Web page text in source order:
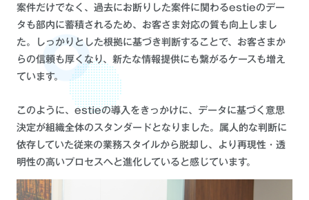
案件だけでなく、過去にお断りした案件に関わるestieのデー
タも部内に蓄積されるため、お客さま対応の質も向上しまし
た。しっかりとした根拠に基づき判断することで、お客さまか
らの信頼も厚くなり、新たな情報提供にも繋がるケースも増え
ています。
このように、estieの導入をきっかけに、データに基づく意思
決定が組織全体のスタンダードとなりました。属人的な判断に
依存していた従来の業務スタイルから脱却し、より再現性・透
明性の高いプロセスへと進化していると感じています。